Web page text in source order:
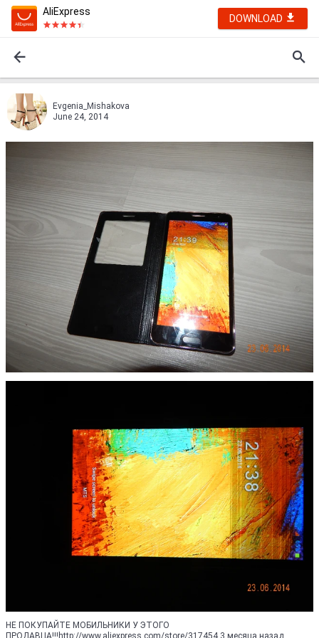
AliExpress
DOWNLOAD
Evgenia_Mishakova
June 24, 2014
НЕ ПОКУПАЙТЕ МОБИЛЬНИКИ У ЭТОГО
ПРОДАВЦА!!!http://www.aliexpress.com/store/317454 3 месяца назад